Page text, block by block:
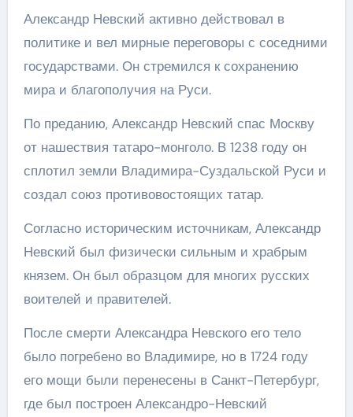
Александр Невский активно действовал в
политике и вел мирные переговоры с соседними
государствами. Он стремился к сохранению
мира и благополучия на Руси.
По преданию, Александр Невский спас Москву
от нашествия татаро-монголо. В 1238 году он
сплотил земли Владимира-Суздальской Руси и
создал союз противовостоящих татар.
Согласно историческим источникам, Александр
Невский был физически сильным и храбрым
князем. Он был образцом для многих русских
воителей и правителей.
После смерти Александра Невского его тело
было погребено во Владимире, но в 1724 году
его мощи были перенесены в Санкт-Петербург,
где был построен Александро-Невский